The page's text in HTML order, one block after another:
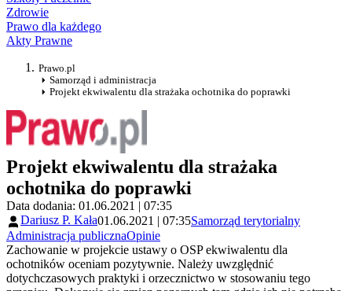
Zdrowie
Prawo dla każdego
Akty Prawne
Prawo.pl
Samorząd i administracja
Projekt ekwiwalentu dla strażaka ochotnika do poprawki
Projekt ekwiwalentu dla strażaka
ochotnika do poprawki
Data dodania: 01.06.2021 | 07:35
Dariusz P. Kała01.06.2021 | 07:35Samorząd terytorialny
Administracja publicznaOpinie
Zachowanie w projekcie ustawy o OSP ekwiwalentu dla
ochotników oceniam pozytywnie. Należy uwzględnić
dotychczasowych praktyki i orzecznictwo w stosowaniu tego